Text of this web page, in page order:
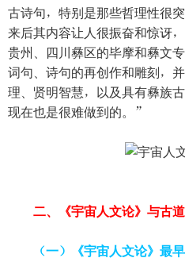
古诗句，特别是那些哲理性很
来后其内容让人很振奋和惊讶
贵州、四川彝区的毕摩和彝文
词句、诗句的再创作和雕刻，
理、贤明智慧，以及具有彝族
现在也是很难做到的。”
二、《宇宙人文论》与古
（一）《宇宙人文论》最